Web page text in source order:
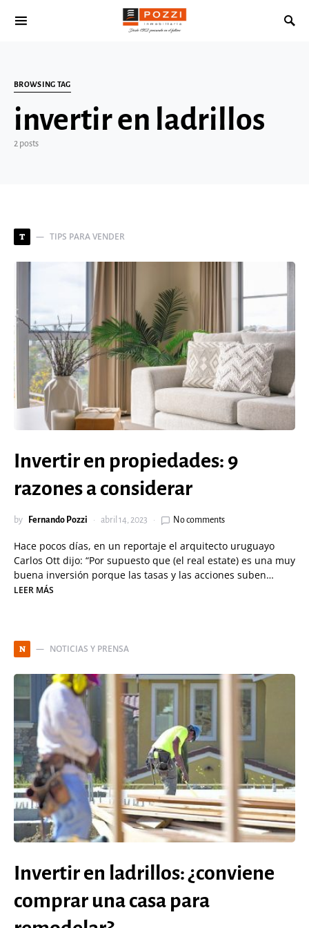
Search for:
BROWSING TAG
invertir en ladrillos
2 posts
T TIPS PARA VENDER
Invertir en propiedades: 9
razones a considerar
by Fernando Pozzi abril 14, 2023 No comments
Hace pocos días, en un reportaje el arquitecto uruguayo
Carlos Ott dijo: “Por supuesto que (el real estate) es una muy
buena inversión porque las tasas y las acciones suben…
LEER MÁS
N NOTICIAS Y PRENSA
Invertir en ladrillos: ¿conviene
comprar una casa para